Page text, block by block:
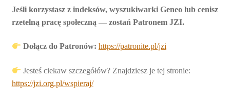
Jeśli korzystasz z indeksów, wyszukiwarki Geneo lub cenisz
rzetelną pracę społeczną — zostań Patronem JZI.
Dołącz do Patronów: https://patronite.pl/jzi
Jesteś ciekaw szczegółów? Znajdziesz je tej stronie:
https://jzi.org.pl/wspieraj/